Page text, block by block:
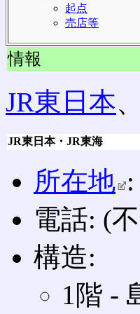
起点
売店等
情報
JR東日本、
JR東日本・JR東海
所在地 :
電話: (
構造:
1階 ‐